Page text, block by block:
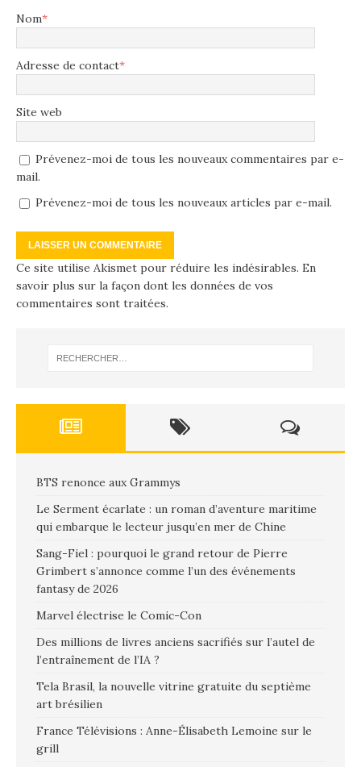
Nom*
Adresse de contact*
Site web
Prévenez-moi de tous les nouveaux commentaires par e-
mail.
Prévenez-moi de tous les nouveaux articles par e-mail.
Ce site utilise Akismet pour réduire les indésirables. En
savoir plus sur la façon dont les données de vos
commentaires sont traitées.
BTS renonce aux Grammys
Le Serment écarlate : un roman d’aventure maritime
qui embarque le lecteur jusqu’en mer de Chine
Sang-Fiel : pourquoi le grand retour de Pierre
Grimbert s’annonce comme l’un des événements
fantasy de 2026
Marvel électrise le Comic-Con
Des millions de livres anciens sacrifiés sur l’autel de
l’entraînement de l’IA ?
Tela Brasil, la nouvelle vitrine gratuite du septième
art brésilien
France Télévisions : Anne-Élisabeth Lemoine sur le
grill